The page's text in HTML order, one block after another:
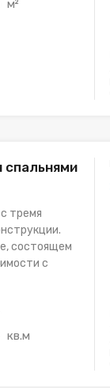
м²
спальнями
тремя
состоящем
с
кв.м